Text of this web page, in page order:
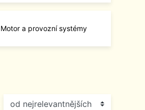
Motor a provozní systémy